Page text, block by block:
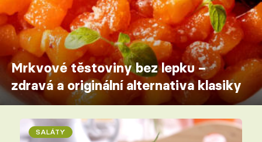
Mrkvové těstoviny bez lepku –
zdravá a originální alternativa klasiky
SALÁTY